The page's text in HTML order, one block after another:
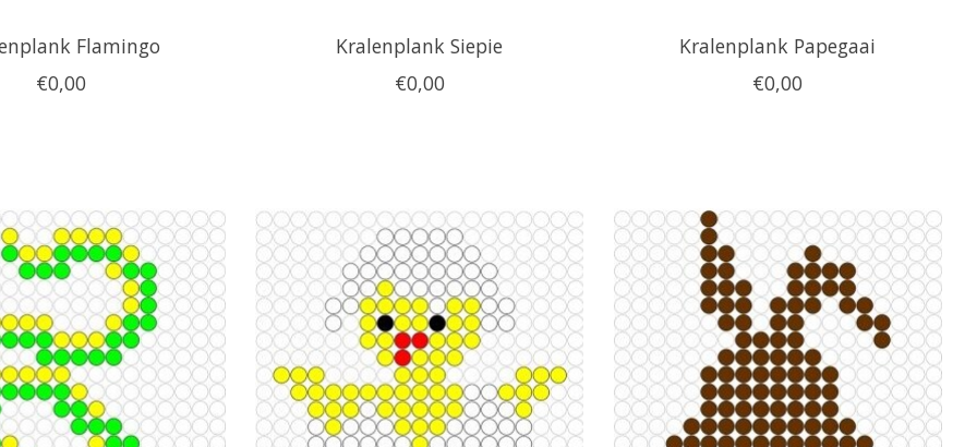
Flamingo
€0,00
Kralenplank Siepie
€0,00
Kralenplank Papegaai
€0,00